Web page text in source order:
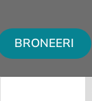
BRONEERI